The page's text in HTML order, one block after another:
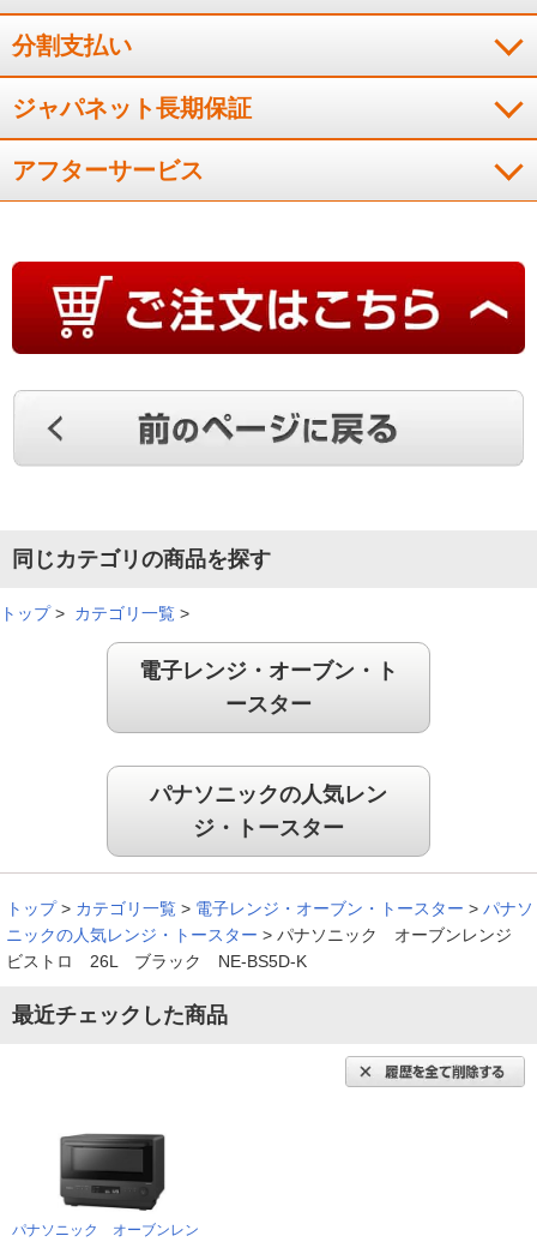
分割支払い
ジャパネット長期保証
アフターサービス
同じカテゴリの商品を探す
トップ> カテゴリ一覧 >
電子レンジ・オーブン・ト
ースター
パナソニックの人気レン
ジ・トースター
トップ > カテゴリ一覧 > 電子レンジ・オーブン・トースター > パナソ
ニックの人気レンジ・トースター > パナソニック オーブンレンジ
ビストロ 26L ブラック NE-BS5D-K
最近チェックした商品
パナソニック オーブンレン